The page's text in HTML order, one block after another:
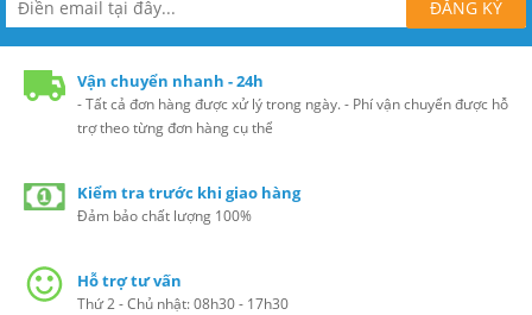
Vận chuyển nhanh - 24h
- Tất cả đơn hàng được xử lý trong ngày. - Phí vận chuyển được hỗ
trợ theo từng đơn hàng cụ thể
Kiểm tra trước khi giao hàng
Đảm bảo chất lượng 100%
Hỗ trợ tư vấn
Thứ 2 - Chủ nhật: 08h30 - 17h30